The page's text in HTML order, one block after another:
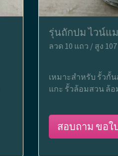
รุ่นถักปม ไวน์แ
ลวด 10 แถว / สูง
เหมาะสำหรับ รั้วกั้
แกะ รั้วล้อมสวน ล้
สอบถาม ขอใ